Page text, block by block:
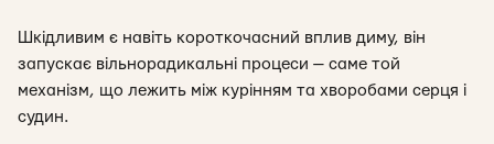
Шкідливим є навіть короткочасний вплив диму, він
запускає вільнорадикальні процеси — саме той
механізм, що лежить між курінням та хворобами серця і
судин.